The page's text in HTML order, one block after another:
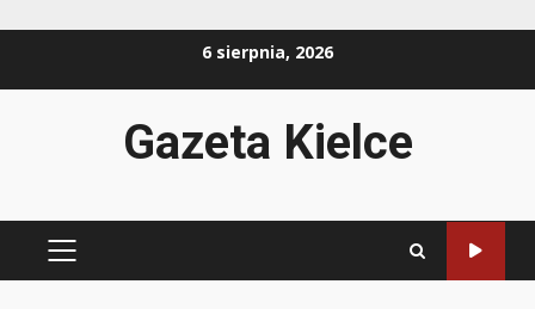
6 sierpnia, 2026
Gazeta Kielce
PRIMARY